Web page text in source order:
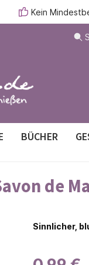
Kein
BÜCHER
Gebäck
& de
Sinnlicher,